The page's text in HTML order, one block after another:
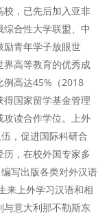
校，已先后加入亚非
合性大学联盟、中
励青年学子放眼世
界高等教育的优秀成
例高达45%（2018
国家留学基金管理
攻读合作学位。上外
，促进国际科研合
，在校外国专家多
写出版各类对外汉语
来上外学习汉语和相
与意大利那不勒斯东